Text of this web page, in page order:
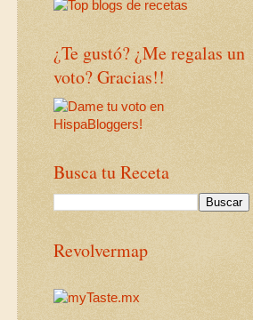
¿Te gustó? ¿Me regalas un
voto? Gracias!!
Busca tu Receta
Revolvermap